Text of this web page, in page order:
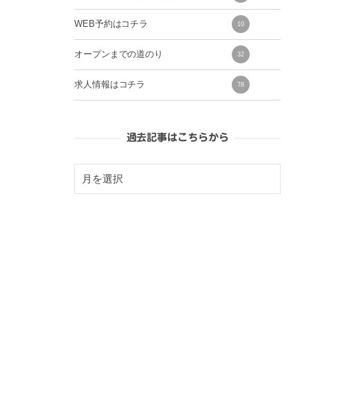
WEB予約はコチラ 10
オープンまでの道のり 32
求人情報はコチラ 78
過去記事はこちらから